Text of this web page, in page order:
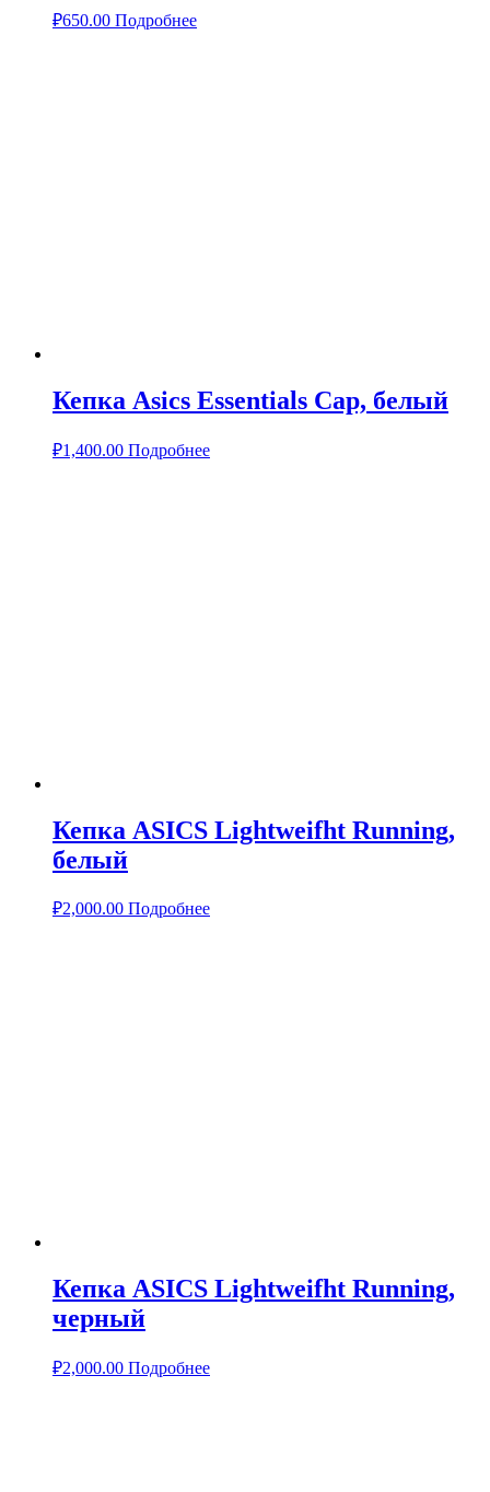
₽650.00 Подробнее
Кепка Asics Essentials Сар, белый
₽1,400.00 Подробнее
Кепка ASICS Lightweifht Running,
белый
₽2,000.00 Подробнее
Кепка ASICS Lightweifht Running,
черный
₽2,000.00 Подробнее